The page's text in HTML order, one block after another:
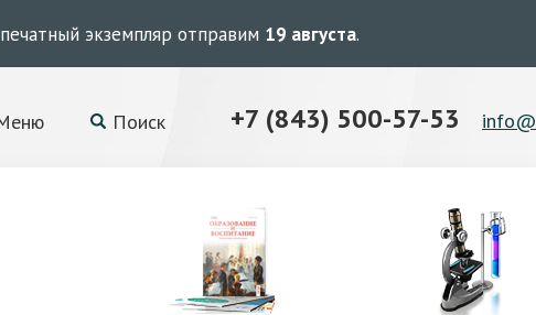
экземпляр отправим 19 августа.
Поиск +7 (843) 500-57-53